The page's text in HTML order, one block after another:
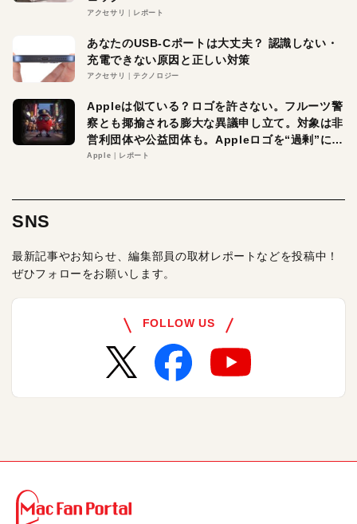
アクセサリ レポート
あなたのUSB-Cポートは大丈夫？ 認識しない・
充電できない原因と正しい対策
アクセサリ テクノロジー
Appleは似ている？ロゴを許さない。フルーツ警
察とも揶揄される膨大な異議申し立て。対象は非
営利団体や公益団体も。Appleロゴを“過剰”に守
る理由とは
Apple レポート
SNS
最新記事やお知らせ、編集部員の取材レポートなどを投稿中！
ぜひフォローをお願いします。
FOLLOW US